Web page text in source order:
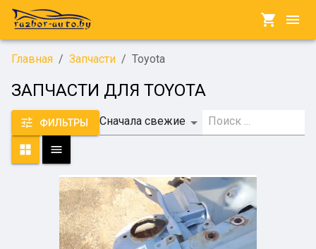
Главная / Запчасти / Toyota
ЗАПЧАСТИ ДЛЯ TOYOTA
ФИЛЬТРЫ Сначала свежие